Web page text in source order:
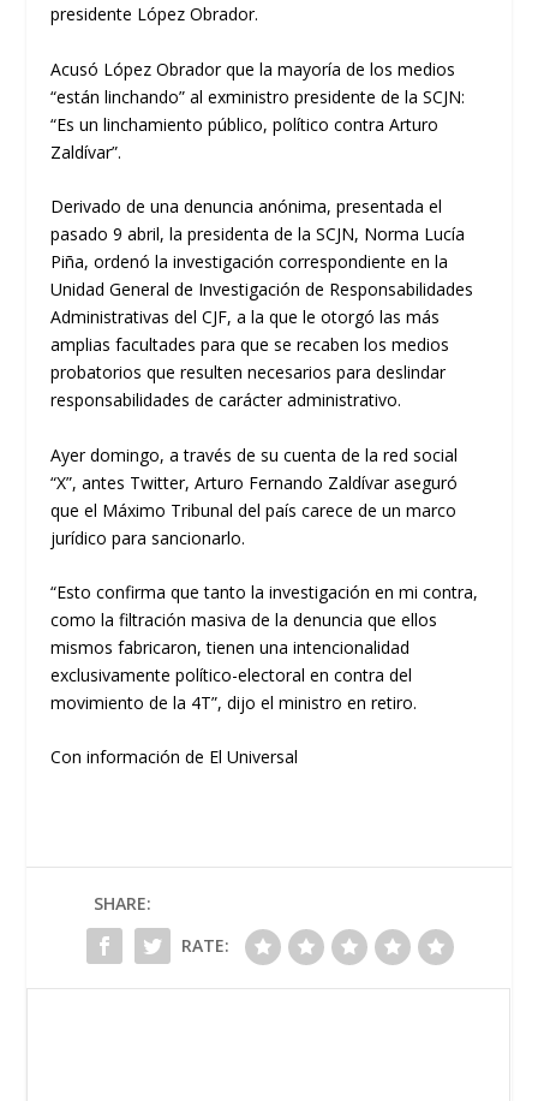
presidente López Obrador.
Acusó López Obrador que la mayoría de los medios
“están linchando” al exministro presidente de la SCJN:
“Es un linchamiento público, político contra Arturo
Zaldívar”.
Derivado de una denuncia anónima, presentada el
pasado 9 abril, la presidenta de la SCJN, Norma Lucía
Piña, ordenó la investigación correspondiente en la
Unidad General de Investigación de Responsabilidades
Administrativas del CJF, a la que le otorgó las más
amplias facultades para que se recaben los medios
probatorios que resulten necesarios para deslindar
responsabilidades de carácter administrativo.
Ayer domingo, a través de su cuenta de la red social
“X”, antes Twitter, Arturo Fernando Zaldívar aseguró
que el Máximo Tribunal del país carece de un marco
jurídico para sancionarlo.
“Esto confirma que tanto la investigación en mi contra,
como la filtración masiva de la denuncia que ellos
mismos fabricaron, tienen una intencionalidad
exclusivamente político-electoral en contra del
movimiento de la 4T”, dijo el ministro en retiro.
Con información de El Universal
SHARE:
RATE: